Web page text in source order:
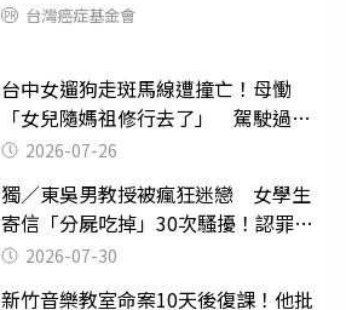
台灣癌症基金會
台中女遛狗走斑馬線遭撞亡！母慟
「女兒隨媽祖修行去了」 駕駛過失
致死判9月
2026-07-26
獨／東吳男教授被瘋狂迷戀 女學生
寄信「分屍吃掉」30次騷擾！認罪免
關 2026-07-30
新竹音樂教室命案10天後復課！他批